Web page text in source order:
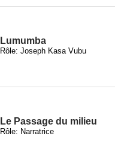
Lumumba
Rôle: Joseph Kasa Vubu
Le Passage du milieu
Rôle: Narratrice